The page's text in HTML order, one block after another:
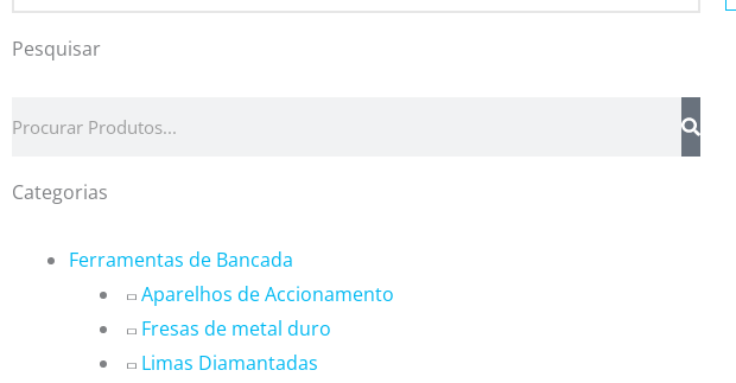
Pesquisar
pesquisa
Categorias
Ferramentas de Bancada
Aparelhos de Accionamento
Fresas de metal duro
Limas Diamantadas